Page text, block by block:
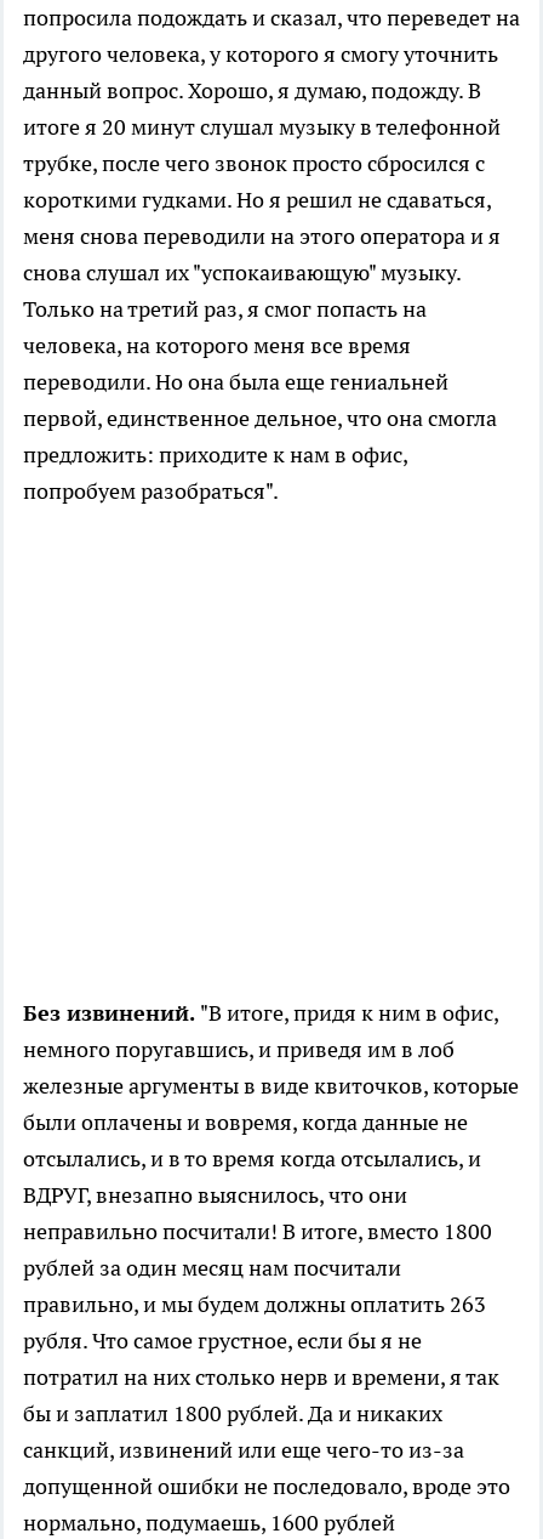
попросила подождать и сказал, что переведет на
другого человека, у которого я смогу уточнить
данный вопрос. Хорошо, я думаю, подожду. В
итоге я 20 минут слушал музыку в телефонной
трубке, после чего звонок просто сбросился с
короткими гудками. Но я решил не сдаваться,
меня снова переводили на этого оператора и я
снова слушал их "успокаивающую" музыку.
Только на третий раз, я смог попасть на
человека, на которого меня все время
переводили. Но она была еще гениальней
первой, единственное дельное, что она смогла
предложить: приходите к нам в офис,
попробуем разобраться".
Без извинений. "В итоге, придя к ним в офис,
немного поругавшись, и приведя им в лоб
железные аргументы в виде квиточков, которые
были оплачены и вовремя, когда данные не
отсылались, и в то время когда отсылались, и
ВДРУГ, внезапно выяснилось, что они
неправильно посчитали! В итоге, вместо 1800
рублей за один месяц нам посчитали
правильно, и мы будем должны оплатить 263
рубля. Что самое грустное, если бы я не
потратил на них столько нерв и времени, я так
бы и заплатил 1800 рублей. Да и никаких
санкций, извинений или еще чего-то из-за
допущенной ошибки не последовало, вроде это
нормально, подумаешь, 1600 рублей